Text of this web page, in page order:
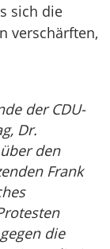
sich die
verschärften,
der CDU-
Dr.
den
Frank
die